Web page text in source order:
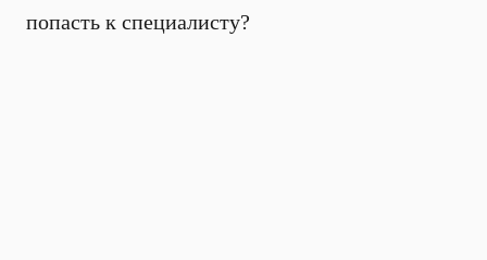
попасть к специалисту?